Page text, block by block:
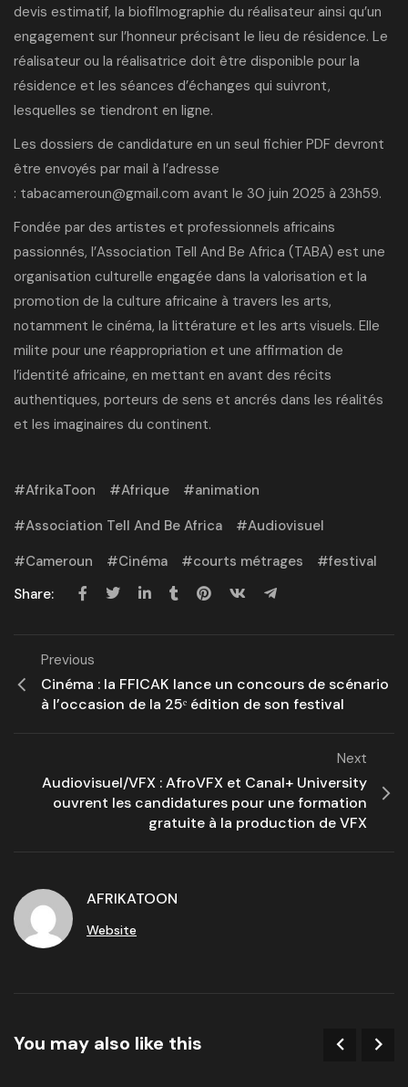
devis estimatif, la biofilmographie du réalisateur ainsi qu’un
engagement sur l’honneur précisant le lieu de résidence. Le
réalisateur ou la réalisatrice doit être disponible pour la
résidence et les séances d’échanges qui suivront,
lesquelles se tiendront en ligne.
Les dossiers de candidature en un seul fichier PDF devront
être envoyés par mail à l’adresse
: tabacameroun@gmail.com avant le 30 juin 2025 à 23h59.
Fondée par des artistes et professionnels africains
passionnés, l’Association Tell And Be Africa (TABA) est une
organisation culturelle engagée dans la valorisation et la
promotion de la culture africaine à travers les arts,
notamment le cinéma, la littérature et les arts visuels. Elle
milite pour une réappropriation et une affirmation de
l’identité africaine, en mettant en avant des récits
authentiques, porteurs de sens et ancrés dans les réalités
et les imaginaires du continent.
AfrikaToon Afrique
animation
Association Tell And Be Africa
Audiovisuel
Cameroun
Cinéma courts métrages
festival
Share:
Previous
Cinéma : la FFICAK lance un concours de scénario
à l’occasion de la 25ᵉ édition de son festival
Next
Audiovisuel/VFX : AfroVFX et Canal+ University
ouvrent les candidatures pour une formation
gratuite à la production de VFX
AFRIKATOON
Website
You may also like this